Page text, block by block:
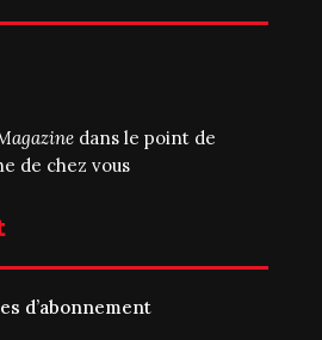
dans le point de
de chez vous
d’abonnement